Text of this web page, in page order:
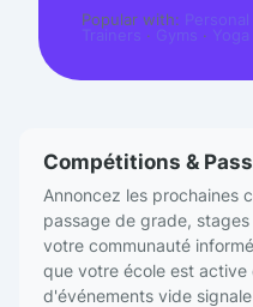
Popular with: Personal
Trainers · Gyms ·
Compétitions &
Annoncez les prochaines
passage de grade,
votre communauté
que votre école est
d'événements vide